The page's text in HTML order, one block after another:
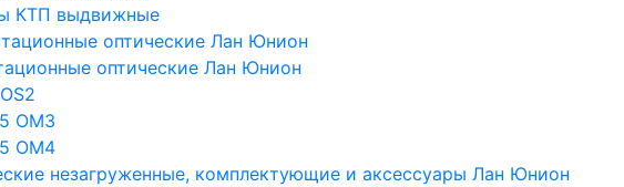
КТП выдвижные
оптические Лан Юнион
оптические Лан Юнион
OM3
OM4
незагруженные, комплектующие и аксессуары Лан Юнион